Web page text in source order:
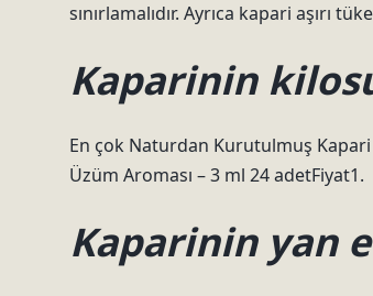
sınırlamalıdır. Ayrıca kapari aşırı
Kaparinin
En çok Naturdan Kurutulmuş
Üzüm Aroması – 3 ml 24 adetFiyat1.
Kaparinin yan